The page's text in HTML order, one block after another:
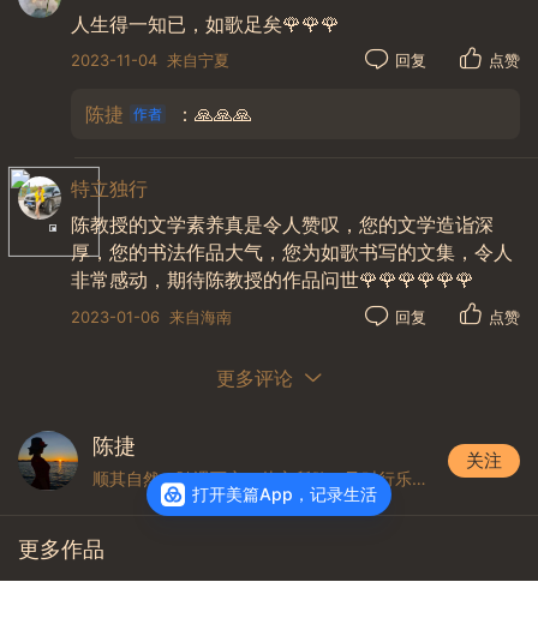
人生得一知已，如歌足矣🌹🌹🌹
2023-11-04 来自宁夏 回复 点赞
陈捷 ：🙏🙏🙏
特立独行
陈教授的文学素养真是令人赞叹，您的文学造诣深
厚，您的书法作品大气，您为如歌书写的文集，令人
非常感动，期待陈教授的作品问世🌹🌹🌹🌹🌹🌹
2023-01-06 来自海南 回复 点赞
更多评论
陈捷
顺其自然，随遇而安。从心所欲，及时行乐。优雅到老，唯美至死。
关注
更多作品
打开美篇App，记录生活